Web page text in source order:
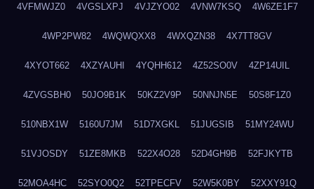
4VFMWJZ0 4VGSLXPJ 4VJZYO02 4VNW7KSQ 4W6ZE1F7
4WP2PW82 4WQWQXX8 4WXQZN38 4X7TT8GV
4XYOT662 4XZYAUHI 4YQHH612 4Z52SO0V 4ZP14UIL
4ZVGSBH0 50JO9B1K 50KZ2V9P 50NNJN5E 50S8F1Z0
510NBX1W 5160U7JM 51D7XGKL 51JUGSIB 51MY24WU
51VJOSDY 51ZE8MKB 522X4O28 52D4GH9B 52FJKYTB
52MOA4HC 52SYO0Q2 52TPECFV 52W5K0BY 52XXY91Q